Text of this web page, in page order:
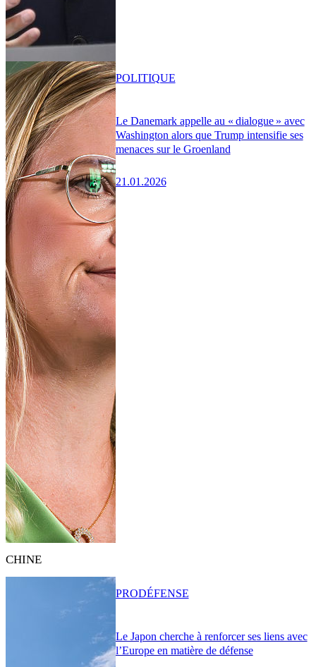
Le Danemark appelle au « dialogue » avec
Washington alors que Trump intensifie ses
menaces sur le Groenland
21.01.2026
POLITIQUE
CHINE
Le Japon cherche à renforcer ses liens avec
l’Europe en matière de défense
PRODÉFENSE